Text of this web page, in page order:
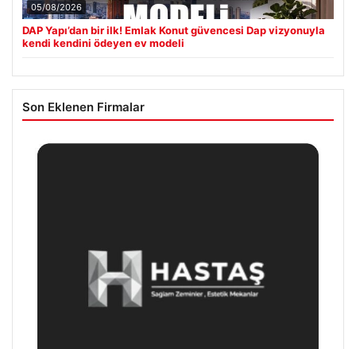
05/08/2026
DAP Yapı’dan bir ilk! Emlak Konut güvencesi Dap vizyonuyla
kendi kendini ödeyen ev modeli
Son Eklenen Firmalar